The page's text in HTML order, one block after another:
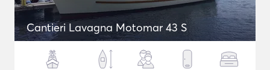
Cantieri Lavagna Motomar 43 S